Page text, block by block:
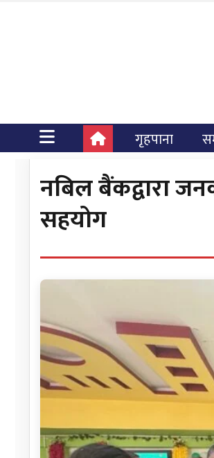
गृहपाना
नबिल बैंकद्वारा
सहयोग